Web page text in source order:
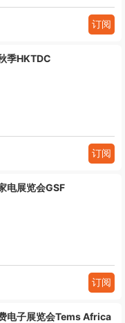
订阅
季HKTDC
订阅
电展览会GSF
订阅
电子展览会Tems Africa